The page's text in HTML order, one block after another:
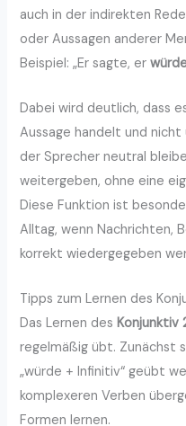
auch in der indirekten
oder Aussagen anderer
Beispiel: „Er sagte, er
Dabei wird deutlich, dass
Aussage handelt und nicht
der Sprecher neutral
weitergeben, ohne eine
Diese Funktion ist
Alltag, wenn Nachrichten,
korrekt wiedergegeben
Tipps zum Lernen des
Das Lernen desKonjunktiv
regelmäßig übt. Zunächst
„würde + Infinitiv“ geübt
komplexeren Verben
Formen lernen.